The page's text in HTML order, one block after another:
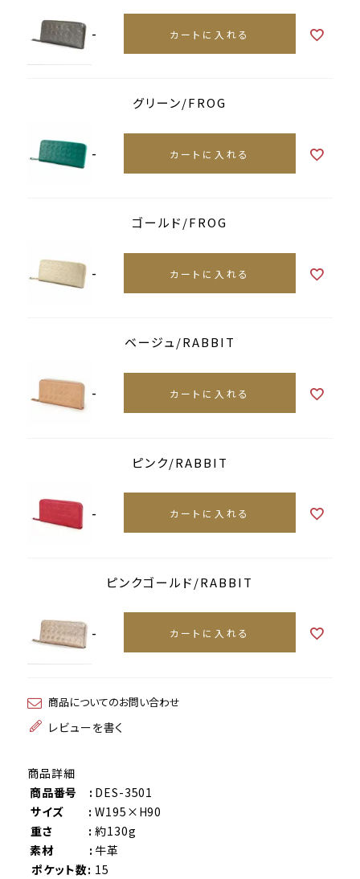
- カートに入れる
グリーン/FROG
- カートに入れる
ゴールド/FROG
- カートに入れる
ベージュ/RABBIT
- カートに入れる
ピンク/RABBIT
- カートに入れる
ピンクゴールド/RABBIT
- カートに入れる
商品についてのお問い合わせ
レビューを書く
商品詳細
商品番号 : DES-3501
サイズ : W195×H90
重さ : 約130g
素材 : 牛革
ポケット数: 15